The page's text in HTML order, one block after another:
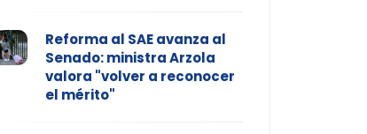
Reforma al SAE avanza al
Senado: ministra Arzola
valora "volver a reconocer
el mérito"